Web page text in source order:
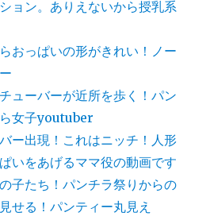
ョン。ありえないから授乳系
おっぱいの形がきれい！ノー
ューバーが近所を歩く！パン
女子youtuber
ー出現！これはニッチ！人形
いをあげるママ役の動画です
子たち！パンチラ祭りからの
せる！パンティー丸見え